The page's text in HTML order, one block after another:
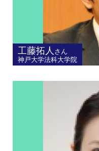
工藤拓人 さん
神戸大学法科大学院